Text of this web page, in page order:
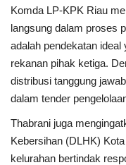
Kesehatan
Komda LP-KPK Riau
langsung dalam proses
adalah pendekatan
rekanan pihak ketiga.
distribusi tanggung
dalam tender
Thabrani juga
Kebersihan (DLHK)
kelurahan bertindak